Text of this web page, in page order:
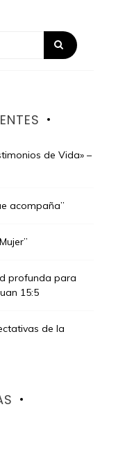
de Vida» –
acompaña”
profunda para
15:5
de la